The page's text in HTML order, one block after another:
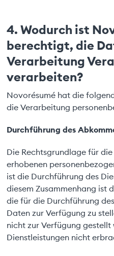
4. Wodurch ist
berechtigt, die
Verarbeitung
verarbeiten?
Novorésumé hat die
die Verarbeitung
Durchführung des
Die Rechtsgrundlage für
erhobenen
ist die Durchführung des
diesem Zusammenhang ist
die für die Durchführung
Daten zur Verfügung zu
nicht zur Verfügung gestellt
Dienstleistungen nicht